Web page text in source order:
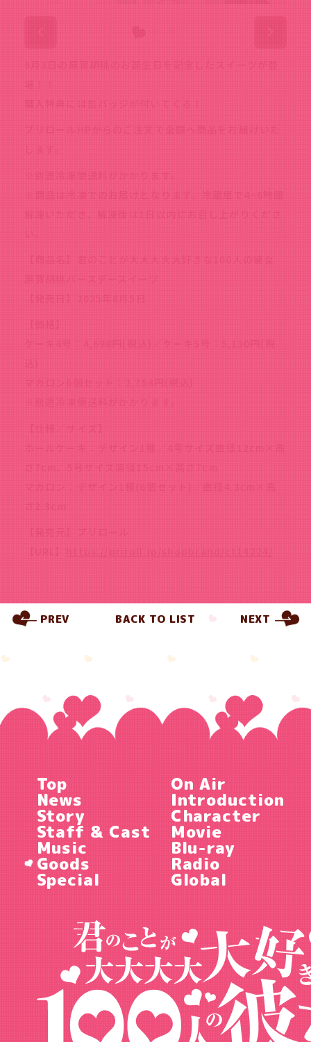
9月3日の原賀胡桃のお誕生日を記念したスイーツが登
場！！
購入特典には缶バッジが付いてくる！
プリロールHPからのご注文で全国へ商品をお届けいた
します。
※別途冷凍便送料がかかります。
※商品は冷凍でのお届けとなります。冷蔵庫で4~6時間
解凍いただき、解凍後は1日以内にお召し上がりくださ
い。
【商品名】君のことが大大大大大好きな100人の彼女
原賀胡桃バースデースイーツ
【発売日】2025年8月5日
【価格】
ケーキ4号：4,698円(税込)／ケーキ5号：5,130円(税
込)
マカロン6個セット：2,754円(税込)
※別途冷凍便送料がかかります。
【仕様／サイズ】
ホールケーキ：デザイン1種／4号サイズ直径12cm×高
さ7cm、5号サイズ直径15cm×高さ7cm
マカロン：デザイン1種(6個セット)／直径4.3cm×高
さ2.3cm
【発売元】プリロール
【URL】
https://priroll.jp/shopbrand/ct14224/
PREV BACK TO LIST NEXT
Top On Air
News Introduction
Story Character
Staff & Cast Movie
Music Blu-ray
Goods Radio
Special Global